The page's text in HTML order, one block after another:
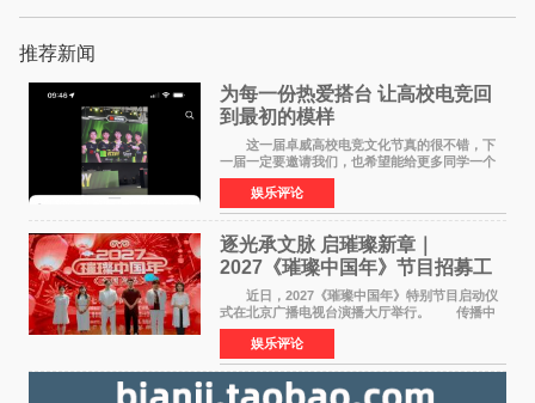
推荐新闻
为每一份热爱搭台 让高校电竞回
到最初的模样
这一届卓威高校电竞文化节真的很不错，下
一届一定要邀请我们，也希望能给更多同学一个
来到现场的机会。 2026卓威高校电竞文化节
已经落下帷幕，在活动结束后，仍有不少高校电
竞社负责人和现
娱乐评论
逐光承文脉 启璀璨新章｜
2027《璀璨中国年》节目招募工
作圆满启动
近日，2027《璀璨中国年》特别节目启动仪
式在北京广播电视台演播大厅举行。 传播中
华优秀传统文化，弘扬纯正国风艺术，打造高规
格、高质感、正能量的文艺盛典，是璀璨中国年
矢志不渝的初心
娱乐评论